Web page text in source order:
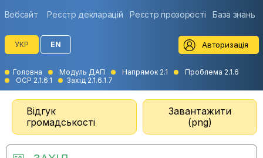
Вебсайт Реєстр декларацій Реєстр прозорості База знань
УКР EN Авторизація
Головна Модуль ДАП Напрямок 2.1
Проблема 2.1.6
ОСР 2.1.6.1
Захід 2.1.6.1.7
Відгук
громадськості
Завантажити
(png)